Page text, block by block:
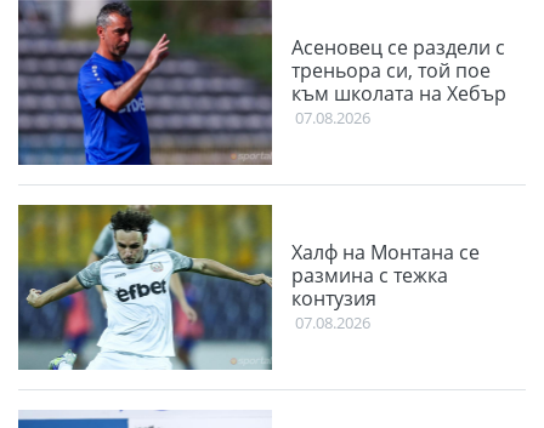
Асеновец се раздели с
треньора си, той пое
към школата на Хебър
07.08.2026
Халф на Монтана се
размина с тежка
контузия
07.08.2026